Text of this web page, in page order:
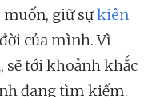
muốn, giữ sựkiên
của mình. Vì
sẽ tới khoảnh khắc
đang tìm kiếm.